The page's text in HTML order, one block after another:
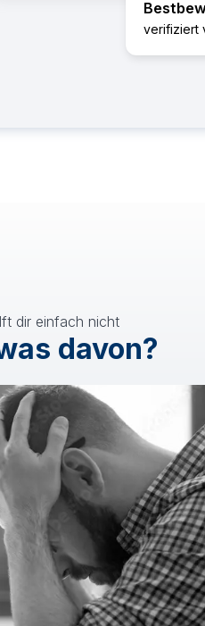
verifiziert
dir einfach nicht
davon?